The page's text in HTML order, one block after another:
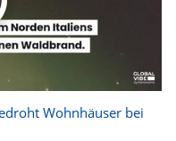
Wohnhäuser bei